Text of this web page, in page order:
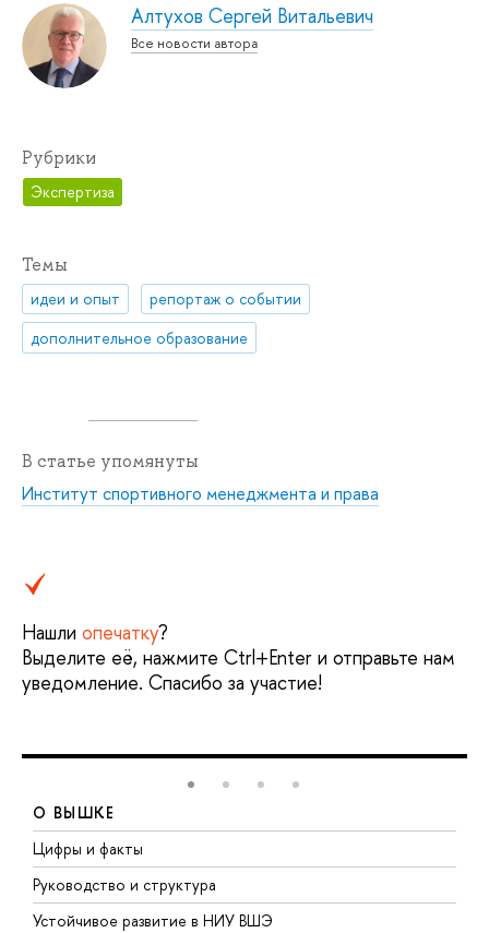
Алтухов Сергей Витальевич
Все новости автора
Рубрики
Экспертиза
Темы
идеи и опыт
репортаж о событии
дополнительное образование
В статье упомянуты
Институт спортивного менеджмента и права
Нашли опечатку?
Выделите её, нажмите Ctrl+Enter и отправьте нам
уведомление. Спасибо за участие!
О ВЫШКЕ
Цифры и факты
Руководство и структура
Устойчивое развитие в НИУ ВШЭ